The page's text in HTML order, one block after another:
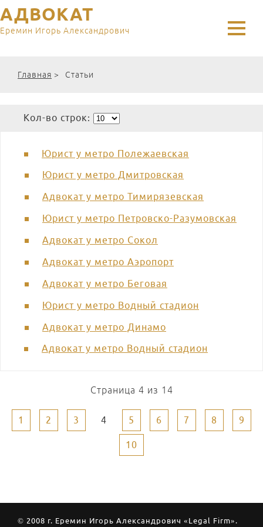
АДВОКАТ
Еремин Игорь Александрович
Главная > Статьи
Кол-во строк:
Юрист у метро Полежаевская
Юрист у метро Дмитровская
Адвокат у метро Тимирязевская
Юрист у метро Петровско-Разумовская
Адвокат у метро Сокол
Адвокат у метро Аэропорт
Адвокат у метро Беговая
Юрист у метро Водный стадион
Адвокат у метро Динамо
Адвокат у метро Водный стадион
Страница 4 из 14
1 2 3 4 5 6 7 8 9
10
© 2008 г. Еремин Игорь Александрович «Legal Firm».